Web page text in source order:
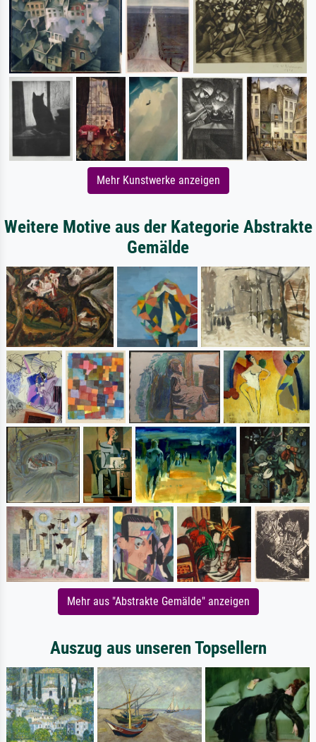
Mehr Kunstwerke anzeigen
Weitere Motive aus der Kategorie Abstrakte
Gemälde
Mehr aus "Abstrakte Gemälde" anzeigen
Auszug aus unseren Topsellern